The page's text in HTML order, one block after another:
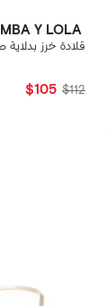
Y LOLA
قلادة خرز
$112
$105